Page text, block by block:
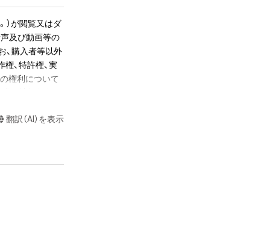
目か、後半の数
"Merry
合は、1小節目
さで書き出して
音が響いていま
その音が途切
調整し、1秒
a NFT
）が閲覧又はダ
声及び動画等の
、購入者等以外
、特許権、実
権利について
に関する知的財
た利用、商用
らに限りませ
翻訳（AI）を表示